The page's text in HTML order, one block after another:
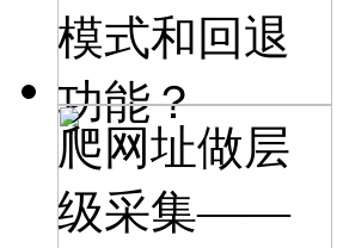
模式和回退
功能？
爬网址做层
级采集——